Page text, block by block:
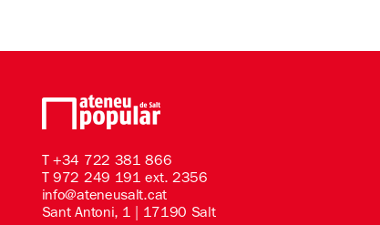
T+34 722 381 866
T 972 249 191 ext. 2356
info@ateneusalt.cat
Sant Antoni, 1 | 17190 Salt